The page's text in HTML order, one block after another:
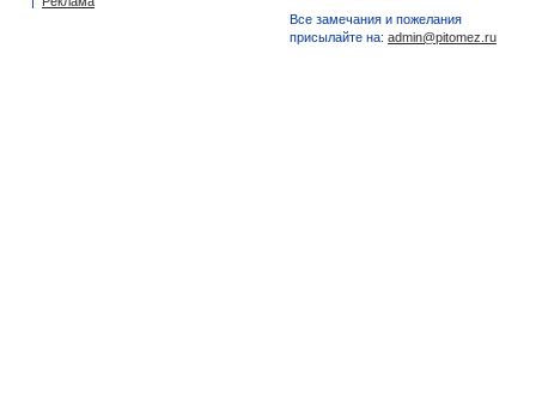
Все замечания и пожелания
присылайте на: admin@pitomez.ru